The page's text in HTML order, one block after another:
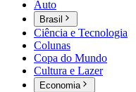
Auto
Brasil
Ciência e Tecnologia
Colunas
Copa do Mundo
Cultura e Lazer
Economia